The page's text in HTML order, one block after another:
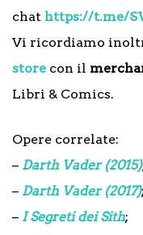
chat https://t.me/
Vi ricordiamo
store con il
Libri & Comics.
Opere correlate:
– Darth Vader (2015)
– Darth Vader (2017);
– I Segreti dei Sith;